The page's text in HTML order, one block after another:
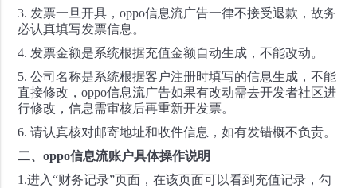
3. 发票一旦开具，oppo信息流广告一律不接受退款，故务
必认真填写发票信息。
4. 发票金额是系统根据充值金额自动生成，不能改动。
5. 公司名称是系统根据客户注册时填写的信息生成，不能
直接修改，oppo信息流广告如果有改动需去开发者社区进
行修改，信息需审核后再重新开发票。
6. 请认真核对邮寄地址和收件信息，如有发错概不负责。
二、oppo信息流账户具体操作说明
1.进入“财务记录”页面，在该页面可以看到充值记录，勾